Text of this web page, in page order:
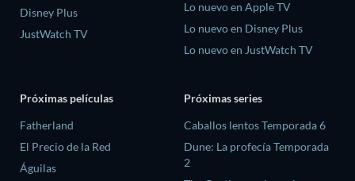
Disney Plus
JustWatch TV
Lo nuevo en Apple TV
Lo nuevo en Disney Plus
Lo nuevo en JustWatch TV
Próximas películas
Fatherland
El Precio de la Red
Águilas
Próximas series
Caballos lentos Temporada 6
Dune: La profecía Temporada
2